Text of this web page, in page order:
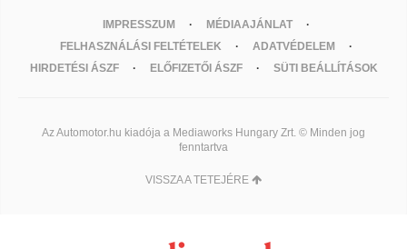
IMPRESSZUM
MÉDIAAJÁNLAT
FELHASZNÁLÁSI FELTÉTELEK
ADATVÉDELEM
HIRDETÉSI ÁSZF
ELŐFIZETŐI ÁSZF SÜTI BEÁLLÍTÁSOK
Az Automotor.hu kiadója a Mediaworks Hungary Zrt. © Minden jog
fenntartva
VISSZA A TETEJÉRE